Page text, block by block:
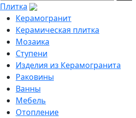
Плитка
Керамогранит
Керамическая плитка
Мозаика
Ступени
Изделия из Керамогранита
Раковины
Ванны
Мебель
Отопление